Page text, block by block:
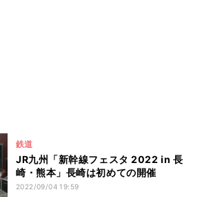
鉄道
JR九州「新幹線フェスタ 2022 in 長
崎・熊本」長崎は初めての開催
2022/09/04 19:59